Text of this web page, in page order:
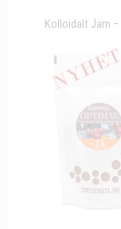
Kolloidalt Järn –